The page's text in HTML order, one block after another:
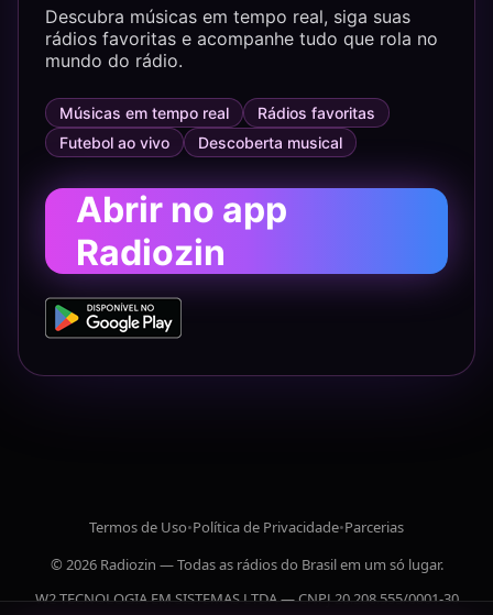
Descubra músicas em tempo real, siga suas
rádios favoritas e acompanhe tudo que rola no
mundo do rádio.
Músicas em tempo real
Rádios favoritas
Futebol ao vivo
Descoberta musical
Abrir no app
Radiozin
Termos de Uso•Política de Privacidade•Parcerias
© 2026 Radiozin — Todas as rádios do Brasil em um só lugar.
W2 TECNOLOGIA EM SISTEMAS LTDA — CNPJ 20.208.555/0001-30